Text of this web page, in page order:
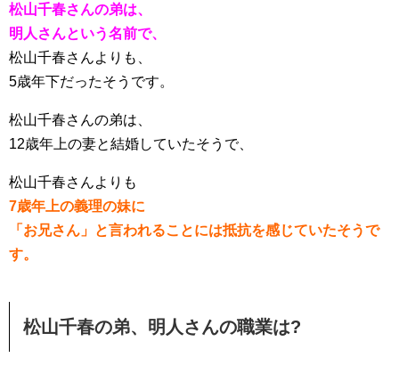
松山千春さんの弟は、
明人さんという名前で、
松山千春さんよりも、
5歳年下だったそうです。
松山千春さんの弟は、
12歳年上の妻と結婚していたそうで、
松山千春さんよりも
7歳年上の義理の妹に
「お兄さん」と言われることには抵抗を感じていたそうで
す。
松山千春の弟、明人さんの職業は?